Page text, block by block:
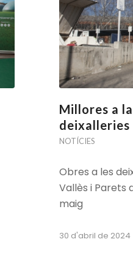
Millores a
deixalleries
NOTÍCIES
Obres a les
Vallès i Parets
maig
30 d'abril de 2024